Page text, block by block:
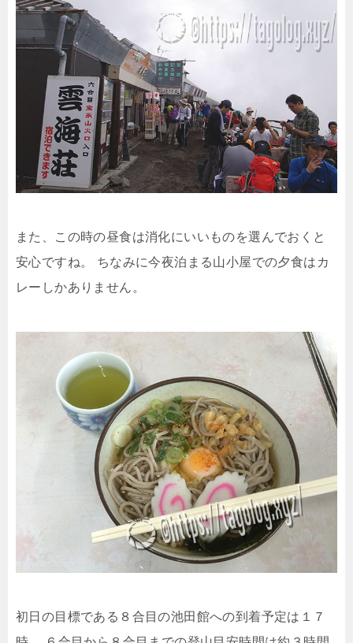
また、この時の昼食は消化にいいものを選んでおくと
安心ですね。
ちなみに今夜泊まる山小屋での夕食はカ
レーしかありません。
初日の目標である８合目の池田館への到着予定は１７